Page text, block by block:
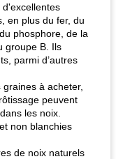
en plus du fer, du
phosphore, de la
groupe B. Ils
parmi d’autres
à acheter,
peuvent
les noix.
non blanchies
de noix naturels